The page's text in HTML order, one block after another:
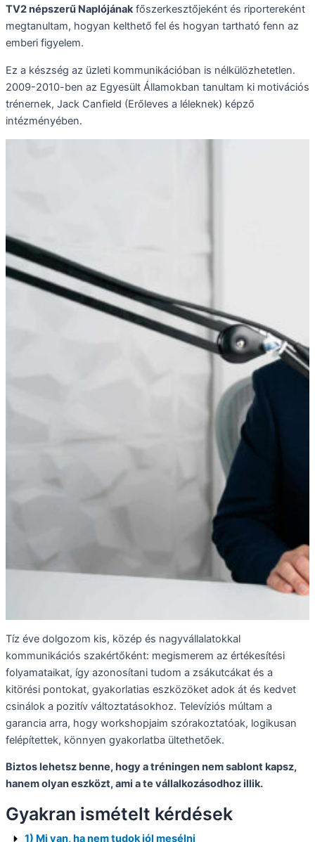
TV2 népszerű Naplójánakfőszerkesztőjeként és riportereként
megtanultam, hogyan kelthető fel és hogyan tartható fenn az
emberi figyelem.
Ez a készség az üzleti kommunikációban is nélkülözhetetlen.
2009-2010-ben az Egyesült Államokban tanultam ki motivációs
trénernek, Jack Canfield (Erőleves a léleknek) képző
intézményében.
Tíz éve dolgozom kis, közép és nagyvállalatokkal
kommunikációs szakértőként: megismerem az értékesítési
folyamataikat, így azonosítani tudom a zsákutcákat és a
kitörési pontokat, gyakorlatias eszközöket adok át és kedvet
csinálok a pozitív változtatásokhoz. Televíziós múltam a
garancia arra, hogy workshopjaim szórakoztatóak, logikusan
felépítettek, könnyen gyakorlatba ültethetőek.
Biztos lehetsz benne, hogy a tréningen nem sablont kapsz,
hanem olyan eszközt, ami a te vállalkozásodhoz illik.
Gyakran ismételt kérdések
1) Mi van, ha nem tudok jól mesélni